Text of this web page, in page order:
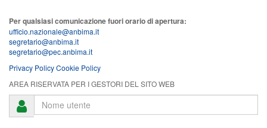
Per qualsiasi comunicazione fuori orario di apertura:
ufficio.nazionale@anbima.it
segretario@anbima.it
segretario@pec.anbima.it
Privacy PolicyCookie Policy
AREA RISERVATA PER I GESTORI DEL SITO WEB